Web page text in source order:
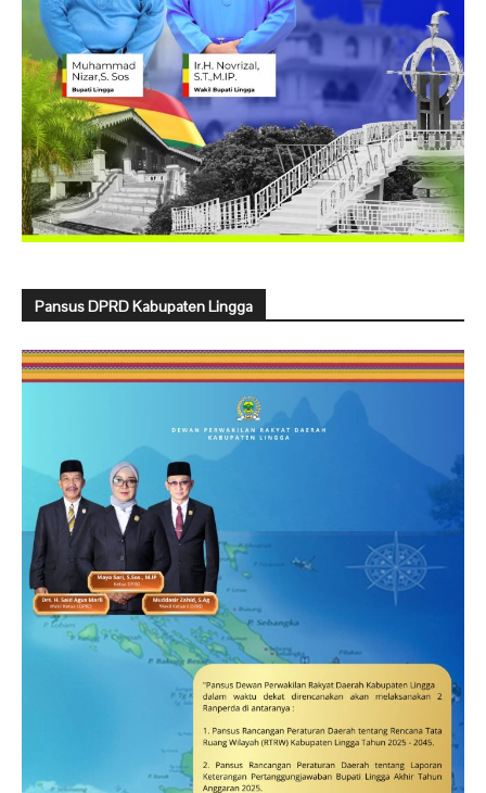
Pansus DPRD Kabupaten Lingga